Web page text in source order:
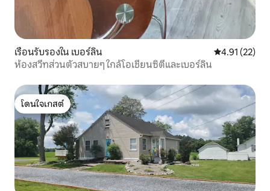
เรือนรับรองใน เบอร์ลิน คะแนนเฉลี่ย
4.91 (22)
ห้องสวีทส่วนตัวสบายๆ ใกล้โอเชียนซิตี้และเบอร์ลิน
โดนใจเกสต์
โดนใจเกสต์